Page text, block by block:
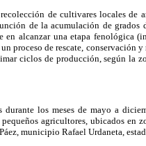
de cultivares locales
de la acumulación de grados
en alcanzar una etapa
proceso de rescate,
ciclos de producción, según la
durante los meses de mayo a
agricultores, ubicados en
municipio Rafael Urdaneta,